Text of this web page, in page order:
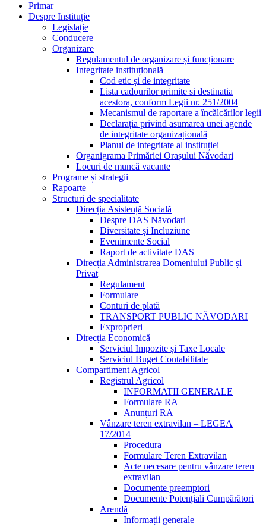
Primar
Despre Instituție
Legislație
Conducere
Organizare
Regulamentul de organizare și funcționare
Integritate instituțională
Cod etic și de integritate
Lista cadourilor primite si destinatia
acestora, conform Legii nr. 251/2004
Mecanismul de raportare a încălcărilor legii
Declarația privind asumarea unei agende
de integritate organizațională
Planul de integritate al instituției
Organigrama Primăriei Orașului Năvodari
Locuri de muncă vacante
Programe și strategii
Rapoarte
Structuri de specialitate
Direcția Asistență Socială
Despre DAS Năvodari
Diversitate și Incluziune
Evenimente Social
Raport de activitate DAS
Direcția Administrarea Domeniului Public și
Privat
Regulament
Formulare
Conturi de plată
TRANSPORT PUBLIC NĂVODARI
Exproprieri
Direcția Economică
Serviciul Impozite și Taxe Locale
Serviciul Buget Contabilitate
Compartiment Agricol
Registrul Agricol
INFORMATII GENERALE
Formulare RA
Anunțuri RA
Vânzare teren extravilan – LEGEA
17/2014
Procedura
Formulare Teren Extravilan
Acte necesare pentru vânzare teren
extravilan
Documente preemptori
Documente Potențiali Cumpărători
Arendă
Informații generale